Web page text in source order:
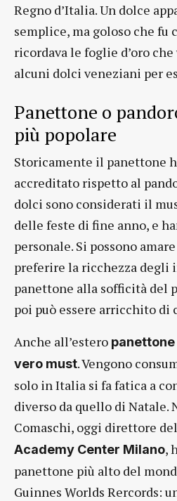
Regno d’Italia. Un dolce
semplice, ma goloso che fu
ricordava le foglie d’oro
alcuni dolci veneziani per
Panettone o
più popolare
Storicamente il panettone
accreditato rispetto al
dolci sono considerati il
delle feste di fine anno, e
personale. Si possono
preferire la ricchezza degli
panettone alla sofficità del
poi può essere arricchito di
Anche all’estero panettone
vero must. Vengono
solo in Italia si fa fatica a
diverso da quello di Natale.
Comaschi, oggi direttore del
Academy Center Milano,
panettone più alto del
Guinnes Worlds Rercords: